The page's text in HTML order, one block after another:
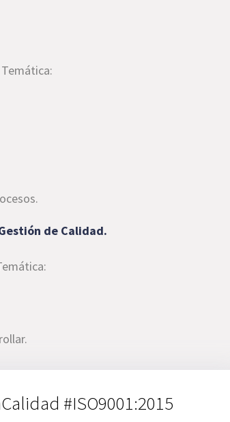
de Calidad.
#ISO9001:2015